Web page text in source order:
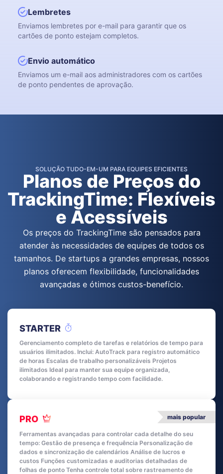
Lembretes
Enviamos lembretes por e-mail para garantir que os
cartões de ponto estejam completos.
Envio automáticо
Enviamos um e-mail aos administradores com os cartões
de ponto pendentes de aprovação.
SOLUÇÃO TUDO-EM-UM PARA EQUIPES EFICIENTES
Planos de Preços do
TrackingTime: Flexíveis
e Acessíveis
Os preços do TrackingTime são pensados para
atender às necessidades de equipes de todos os
tamanhos. De startups a grandes empresas, nossos
planos oferecem flexibilidade, funcionalidades
avançadas e ótimos custos-benefício.
STARTER
Gerenciamento completo de tarefas e relatórios de tempo para
usuários ilimitados. Inclui: AutoTrack para registro automático
de horas Escalas de trabalho personalizáveis Projetos
ilimitados Ideal para manter sua equipe organizada,
colaborando e registrando tempo com facilidade.
PRO
Ferramentas avançadas para controlar cada detalhe do seu
tempo: Gestão de presença e frequência Personalização de
dados e sincronização de calendários Análise de lucros e
custos Funções customizadas e auditorias detalhadas de
folhas de ponto Tenha controle total sobre rastreamento de
mais popular